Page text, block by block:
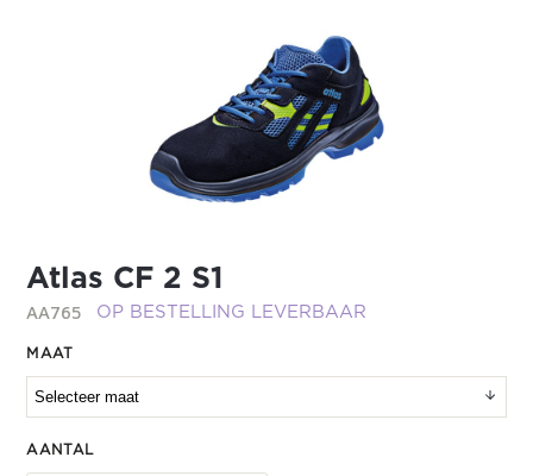
Atlas CF 2 S1
AA765 OP BESTELLING LEVERBAAR
MAAT
AANTAL